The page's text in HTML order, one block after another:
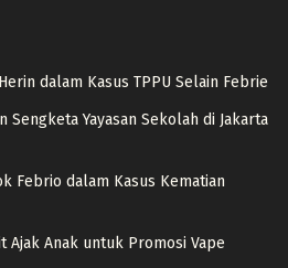
dalam Kasus TPPU Selain Febrie
Sengketa Yayasan Sekolah di Jakarta
Febrio dalam Kasus Kematian
Ajak Anak untuk Promosi Vape